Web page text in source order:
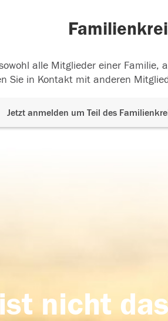
alle Mitglieder einer
Sie in Kontakt mit anderen
Jetzt anmelden um Teil des
nicht